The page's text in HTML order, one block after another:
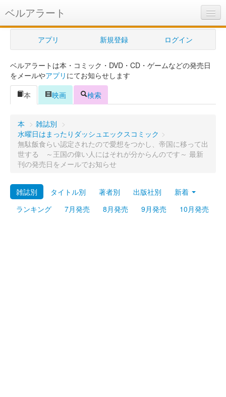
ベルアラート
ベルアラートとは
ヘルプ
新規登録
ログイン
購入管理
Myシェルフ
アプリ 新規登録 ログイン
ベルアラートは本・コミック・DVD・CD・ゲームなどの発売日
をメールやアプリ にてお知らせします
本
映画 検索
本 > 雑誌別 >
水曜日はまったりダッシュエックスコミック >
無駄飯食らい認定されたので愛想をつかし、帝国に移って出
世する ～王国の偉い人にはそれが分からんのです～ 最新
刊の発売日をメールでお知らせ
雑誌別 タイトル別 著者別 出版社別
新着
ランキング
7月発売 8月発売 9月発売 10月発売